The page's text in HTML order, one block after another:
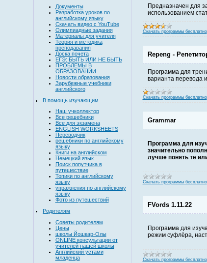
Документы
Разработка уроков по
английскому языку
Скачать видео с YouTube
Олимпиадные задания
Материалы для учителя
Теория и методика
преподавания
Доска почета
ЕГЭ: БЫТЬ ИЛИ НЕ БЫТЬ
ПРОБЛЕМЫ В
ОБРАЗОВАНИИ
Новости образования
Зарубежные учебники
английского
В помощь изучающим
Наш учколлектор
Все решебники
Все для экзамена
ENGLISH WORKSHEETS
Переводчик
решебники по английскому
языку
Книги на английском
Немецкий язык
Поиск попутчика в
путешествие
Топики по английскому
языку
упражнения по английскому
языку
Фото из путешествий
Родителям
Советы родителям
Цены
школы Йошкар-Олы
ONLINE консультации от
учителей нашей школы
Английский устами
младенца
Предназначен для
использованием
Скачать программы бесплатно
Repeng -
Программа для
варианта перевода
Скачать программы бесплатно
Grammar
Программа для
значительно
лучше понять те
Скачать программы бесплатно
FVords 1.11.22
Программа для
режим суфлёра,
Скачать программы бесплатно